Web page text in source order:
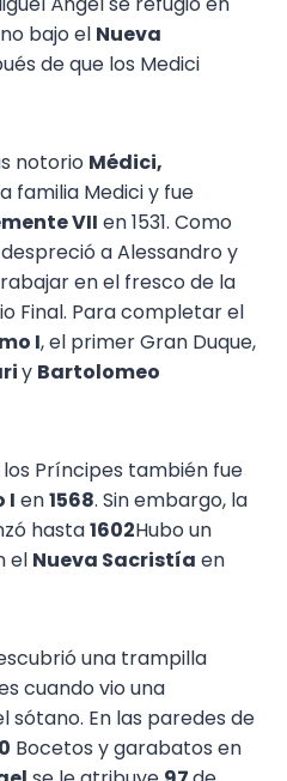
bajo el Nueva
de que los Medici
notorio Médici,
familia Medici y fue
VII en 1531. Como
a Alessandro y
en el fresco de la
Final. Para completar el
I, el primer Gran Duque,
y Bartolomeo
Príncipes también fue
I en1568. Sin embargo, la
hasta1602Hubo un
el Nueva Sacristía en
una trampilla
cuando vio una
En las paredes de
Bocetos y garabatos en